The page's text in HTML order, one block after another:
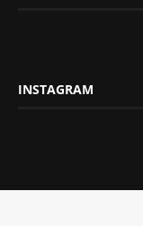
INSTAGRAM